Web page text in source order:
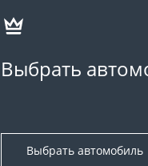
Выбрать
Выбрать автомобиль